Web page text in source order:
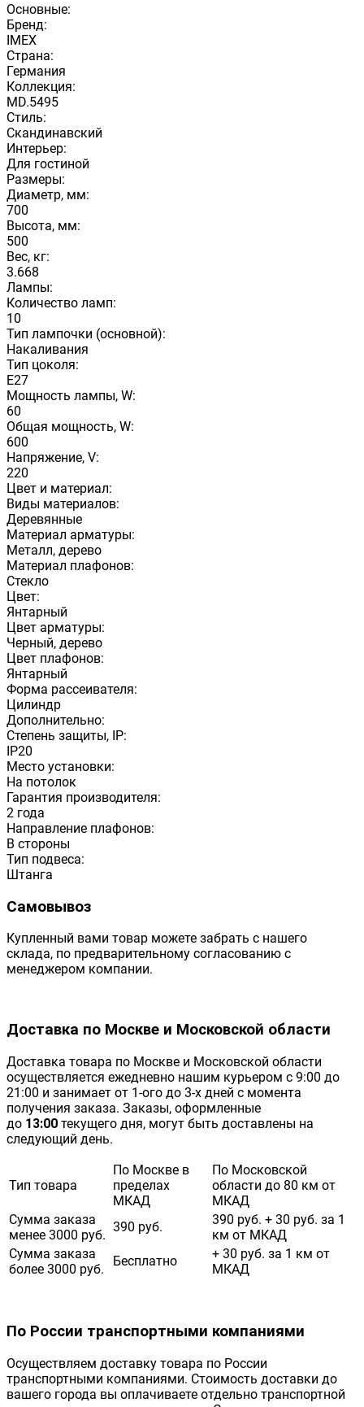
Основные:
Бренд:
IMEX
Страна:
Германия
Коллекция:
MD.5495
Стиль:
Скандинавский
Интерьер:
Для гостиной
Размеры:
Диаметр, мм:
700
Высота, мм:
500
Вес, кг:
3.668
Лампы:
Количество ламп:
10
Тип лампочки (основной):
Накаливания
Тип цоколя:
E27
Мощность лампы, W:
60
Общая мощность, W:
600
Напряжение, V:
220
Цвет и материал:
Виды материалов:
Деревянные
Материал арматуры:
Металл, дерево
Материал плафонов:
Стекло
Цвет:
Янтарный
Цвет арматуры:
Черный, дерево
Цвет плафонов:
Янтарный
Форма рассеивателя:
Цилиндр
Дополнительно:
Степень защиты, IP:
IP20
Место установки:
На потолок
Гарантия производителя:
2 года
Направление плафонов:
В стороны
Тип подвеса:
Штанга
Самовывоз
Купленный вами товар можете забрать с нашего
склада, по предварительному согласованию с
менеджером компании.
Доставка по Москве и Московской области
Доставка товара по Москве и Московской области
осуществляется ежедневно нашим курьером с 9:00 до
21:00 и занимает от 1-ого до 3-х дней с момента
получения заказа. Заказы, оформленные
до 13:00 текущего дня, могут быть доставлены на
следующий день.
Тип товара
По Москве в
пределах
МКАД
По Московской
области до 80 км от
МКАД
Сумма заказа
менее 3000 руб.
390 руб.
390 руб. + 30 руб. за 1
км от МКАД
Сумма заказа
более 3000 руб.
Бесплатно
+ 30 руб. за 1 км от
МКАД
По России транспортными компаниями
Осуществляем доставку товара по России
транспортными компаниями. Стоимость доставки до
вашего города вы оплачиваете отдельно транспортной